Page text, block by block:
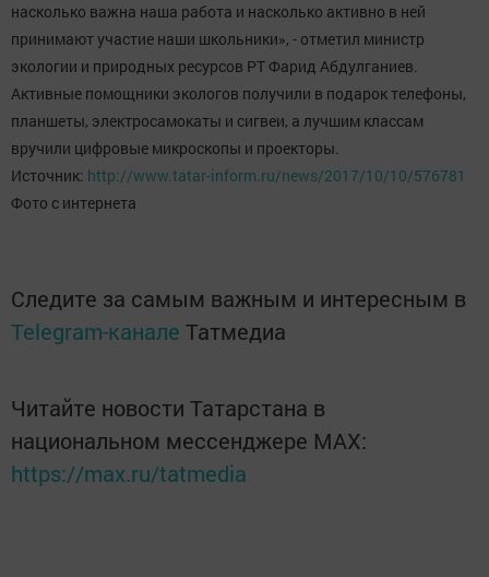
насколько важна наша работа и насколько активно в ней
принимают участие наши школьники», - отметил министр
экологии и природных ресурсов РТ Фарид Абдулганиев.
Активные помощники экологов получили в подарок телефоны,
планшеты, электросамокаты и сигвеи, а лучшим классам
вручили цифровые микроскопы и проекторы.
Источник: http://www.tatar-inform.ru/news/2017/10/10/576781
Фото с интернета
Следите за самым важным и интересным в
Telegram-канале Татмедиа
Читайте новости Татарстана в
национальном мессенджере MАХ:
https://max.ru/tatmedia